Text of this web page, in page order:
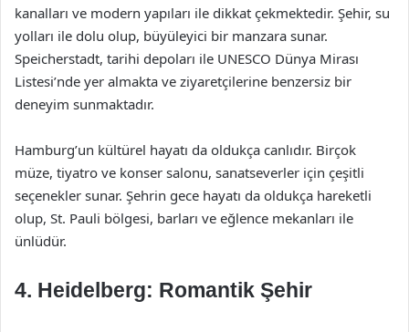
kanalları ve modern yapıları ile dikkat çekmektedir. Şehir, su
yolları ile dolu olup, büyüleyici bir manzara sunar.
Speicherstadt, tarihi depoları ile UNESCO Dünya Mirası
Listesi’nde yer almakta ve ziyaretçilerine benzersiz bir
deneyim sunmaktadır.
Hamburg’un kültürel hayatı da oldukça canlıdır. Birçok
müze, tiyatro ve konser salonu, sanatseverler için çeşitli
seçenekler sunar. Şehrin gece hayatı da oldukça hareketli
olup, St. Pauli bölgesi, barları ve eğlence mekanları ile
ünlüdür.
4. Heidelberg: Romantik Şehir